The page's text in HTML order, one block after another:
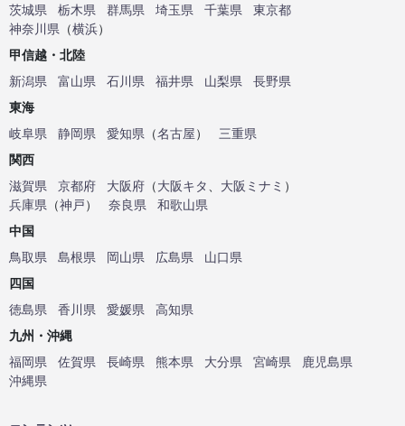
茨城県
栃木県 群馬県 埼玉県 千葉県
東京都
神奈川県 （横浜）
甲信越・北陸
新潟県
富山県 石川県 福井県 山梨県
長野県
東海
岐阜県
静岡県 愛知県 （名古屋）
三重県
関西
滋賀県
京都府 大阪府 （大阪キタ 大阪ミナミ ）
兵庫県 （神戸） 奈良県
和歌山県
中国
鳥取県
島根県 岡山県 広島県
山口県
四国
徳島県
香川県 愛媛県
高知県
九州・沖縄
福岡県
佐賀県 長崎県 熊本県 大分県 宮崎県
鹿児島県
沖縄県